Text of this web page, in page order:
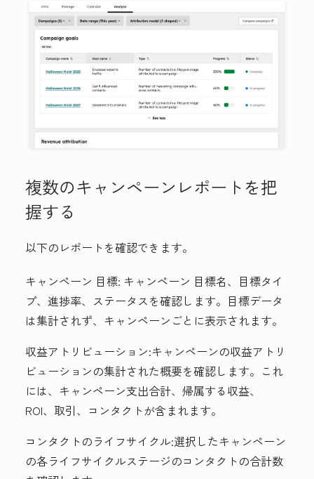
複数のキャンペーンレポートを把
握する
以下のレポートを確認できます。
キャンペーン 目標: キャンペーン 目標名、目標タイ
プ、進捗率、ステータスを確認します。目標データ
は集計されず、キャンペーンごとに表示されます。
収益アトリビューション:キャンペーンの収益アトリ
ビューションの集計された概要を確認します。これ
には、キャンペーン支出合計、帰属する収益、
ROI、取引、コンタクトが含まれます。
コンタクトのライフサイクル:選択したキャンペーン
の各ライフサイクルステージのコンタクトの合計数